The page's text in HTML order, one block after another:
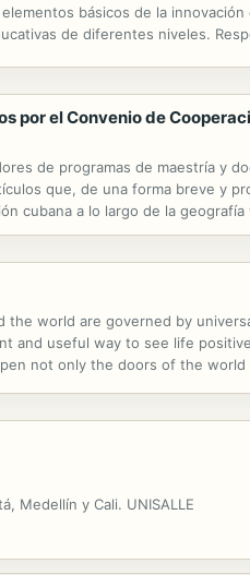
básicos de la innovación
de diferentes niveles.
por el Convenio de
de programas de maestría y
que, de una forma breve y
cubana a lo largo de la geografía
world are governed by
and useful way to see life
not only the doors of the world
Medellín y Cali. UNISALLE